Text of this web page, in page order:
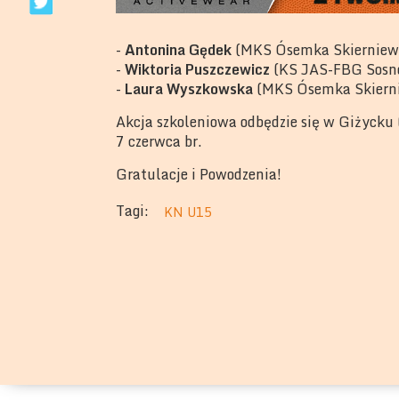
-Antonina Gędek(MKS Ósemka
-Wiktoria Puszczewicz (KS JAS-FBG
- Laura Wyszkowska(MKS Ósemka
Akcja szkoleniowa odbędzie się w
7 czerwca br.
Gratulacje i Powodzenia!
Tagi:
KN U15